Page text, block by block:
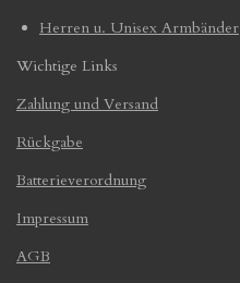
Herren u. Unisex Armbänder
Wichtige Links
Zahlung und Versand
Rückgabe
Batterieverordnung
Impressum
AGB